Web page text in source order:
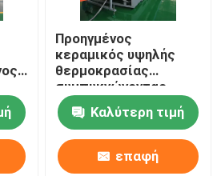
και καθόδων
τη
Προηγμένος
κεραμικός υψηλής
θερμοκρασίας
συμπυκνώνοντας
φούρνος φούρνων
δαπέδων τζακιού
κυλίνδρων υλικών
Καλύτερη τιμή
επαφή